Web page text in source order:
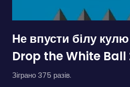
Не впусти білу
Drop the White Ball
Зіграно 375 разів.